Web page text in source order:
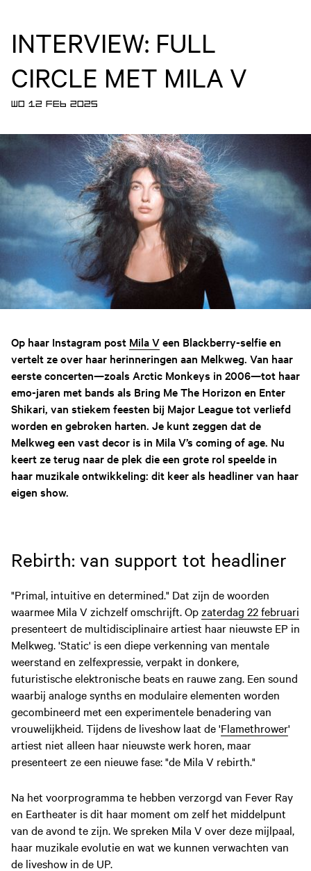
INTERVIEW: FULL
CIRCLE MET MILA V
WO 12 FEB 2025
Op haar Instagram post Mila Veen Blackberry-selfie en
vertelt ze over haar herinneringen aan Melkweg. Van haar
eerste concerten—zoals Arctic Monkeys in 2006—tot haar
emo-jaren met bands als Bring Me The Horizon en Enter
Shikari, van stiekem feesten bij Major League tot verliefd
worden en gebroken harten. Je kunt zeggen dat de
Melkweg een vast decor is in Mila V’s coming of age. Nu
keert ze terug naar de plek die een grote rol speelde in
haar muzikale ontwikkeling: dit keer als headliner van haar
eigen show.
Rebirth: van support tot headliner
"Primal, intuitive en determined." Dat zijn de woorden
waarmee Mila V zichzelf omschrijft. Opzaterdag 22 februari
presenteert de multidisciplinaire artiest haar nieuwste EP in
Melkweg. 'Static' is een diepe verkenning van mentale
weerstand en zelfexpressie, verpakt in donkere,
futuristische elektronische beats en rauwe zang. Een sound
waarbij analoge synths en modulaire elementen worden
gecombineerd met een experimentele benadering van
vrouwelijkheid. Tijdens de liveshow laat de 'Flamethrower'
artiest niet alleen haar nieuwste werk horen, maar
presenteert ze een nieuwe fase: "de Mila V rebirth."
Na het voorprogramma te hebben verzorgd van Fever Ray
en Eartheater is dit haar moment om zelf het middelpunt
van de avond te zijn. We spreken Mila V over deze mijlpaal,
haar muzikale evolutie en wat we kunnen verwachten van
de liveshow in de UP.